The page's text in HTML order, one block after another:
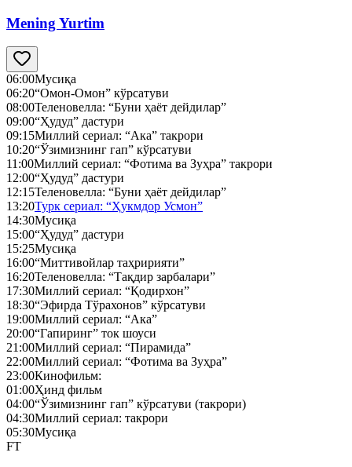
Mening Yurtim
06:00Мусиқа
06:20“Омон-Омон” кўрсатуви
08:00Теленовелла: “Буни ҳаёт дейдилар”
09:00“Ҳудуд” дастури
09:15Миллий сериал: “Ака” такрори
10:20“Ўзимизнинг гап” кўрсатуви
11:00Миллий сериал: “Фотима ва Зуҳра” такрори
12:00“Ҳудуд” дастури
12:15Теленовелла: “Буни ҳаёт дейдилар”
13:20Турк сериал: “Ҳукмдор Усмон”
14:30Мусиқа
15:00“Ҳудуд” дастури
15:25Мусиқа
16:00“Миттивойлар таҳририяти”
16:20Теленовелла: “Тақдир зарбалари”
17:30Миллий сериал: “Қодирхон”
18:30“Эфирда Тўрахонов” кўрсатуви
19:00Миллий сериал: “Ака”
20:00“Гапиринг” ток шоуси
21:00Миллий сериал: “Пирамида”
22:00Миллий сериал: “Фотима ва Зуҳра”
23:00Кинофильм:
01:00Ҳинд фильм
04:00“Ўзимизнинг гап” кўрсатуви (такрори)
04:30Миллий сериал: такрори
05:30Мусиқа
FT